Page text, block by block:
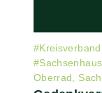
#Kreisverband
#
Oberrad,